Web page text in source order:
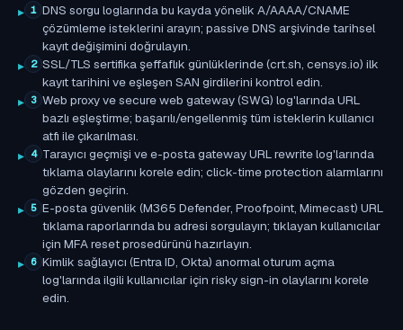
1 DNS sorgu loglarında bu kayda yönelik A/AAAA/CNAME
çözümleme isteklerini arayın; passive DNS arşivinde tarihsel
kayıt değişimini doğrulayın.
2 SSL/TLS sertifika şeffaflık günlüklerinde (crt.sh, censys.io) ilk
kayıt tarihini ve eşleşen SAN girdilerini kontrol edin.
3 Web proxy ve secure web gateway (SWG) log'larında URL
bazlı eşleştirme; başarılı/engellenmiş tüm isteklerin kullanıcı
atfı ile çıkarılması.
4 Tarayıcı geçmişi ve e-posta gateway URL rewrite log'larında
tıklama olaylarını korele edin; click-time protection alarmlarını
gözden geçirin.
5 E-posta güvenlik (M365 Defender, Proofpoint, Mimecast) URL
tıklama raporlarında bu adresi sorgulayın; tıklayan kullanıcılar
için MFA reset prosedürünü hazırlayın.
6 Kimlik sağlayıcı (Entra ID, Okta) anormal oturum açma
log'larında ilgili kullanıcılar için risky sign-in olaylarını korele
edin.